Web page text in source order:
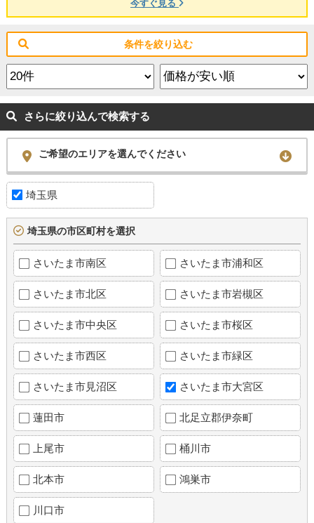
今すぐ見る
条件を絞り込む
さらに絞り込んで検索する
ご希望のエリアを選んでください
埼玉県
埼玉県の市区町村を選択
さいたま市南区 さいたま市浦和区
さいたま市北区 さいたま市岩槻区
さいたま市中央区 さいたま市桜区
さいたま市西区 さいたま市緑区
さいたま市見沼区 さいたま市大宮区
蓮田市 北足立郡伊奈町
上尾市 桶川市
北本市 鴻巣市
川口市